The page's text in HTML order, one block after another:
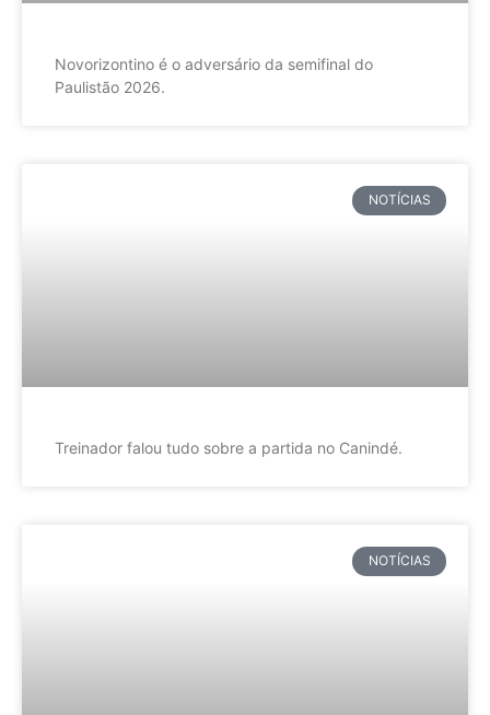
Novorizontino é o adversário da semifinal do
Paulistão 2026.
NOTÍCIAS
Treinador falou tudo sobre a partida no Canindé.
NOTÍCIAS